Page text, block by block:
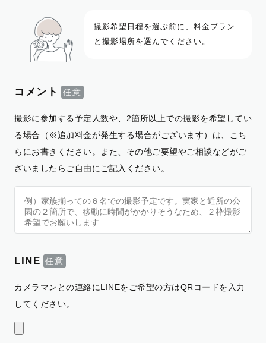
撮影希望日程を選ぶ前に、料金プラン
と撮影場所を選んでください。
コメント
撮影に参加する予定人数や、2箇所以上での撮影を希望してい
る場合（※追加料金が発生する場合がございます）は、こち
らにお書きください。また、その他ご要望やご相談などがご
ざいましたらご自由にご記入ください。
LINE
カメラマンとの連絡にLINEをご希望の方はQRコードを入力
してください。